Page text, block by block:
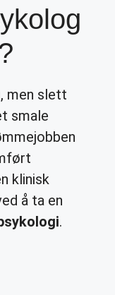
, men slett
smale
klinisk
å ta en
.